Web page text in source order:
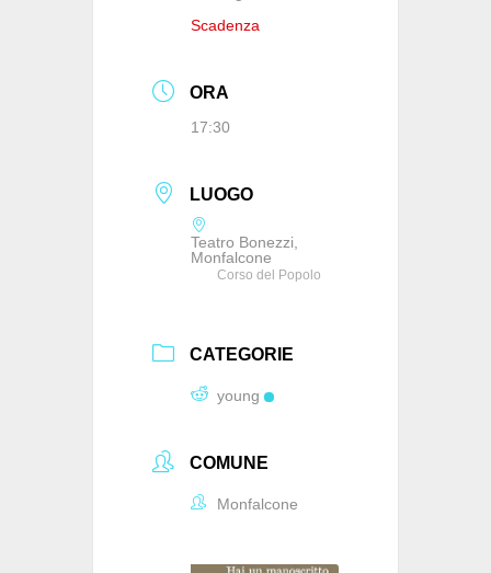
Scadenza
ORA
17:30
LUOGO
Teatro Bonezzi,
Monfalcone
Corso del Popolo
CATEGORIE
young
COMUNE
Monfalcone